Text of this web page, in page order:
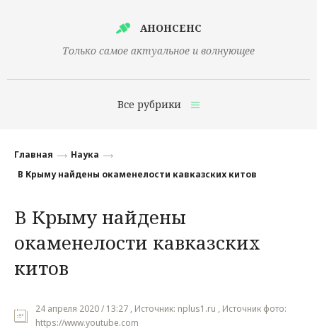
АНОНСЕНС
Только самое актуальное и волнующее
Все рубрики
Финансы
Наука
Культура
Политика
Главная
Наука
В Крыму найдены окаменелости кавказских китов
В Крыму найдены
окаменелости кавказских
китов
24 апреля 2020 / 13:27 , Источник: nplus1.ru , Источник фото:
https://www.youtube.com